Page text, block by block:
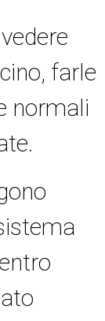
farle
normali